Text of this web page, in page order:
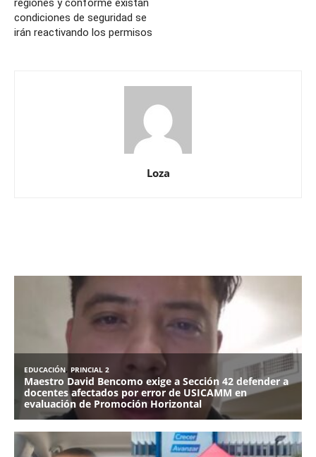
regiones y conforme existan
condiciones de seguridad se
irán reactivando los permisos
Loza